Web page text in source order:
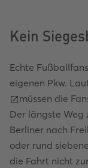
Kein
Echte
eigenen Pkw.
müssen die
Der längste Weg
Berliner nach
oder rund
die Fahrt nicht